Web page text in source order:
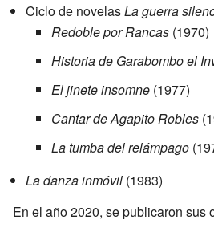
Ciclo de novelasLa guerra
Redoble por Rancas (1970)
Historia de Garabombo el
El jinete insomne (1977)
Cantar de Agapito Robles
La tumba del relámpago
La danza inmóvil (1983)
En el año 2020, se publicaron sus